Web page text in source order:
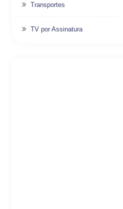
Transportes
TV por Assinatura